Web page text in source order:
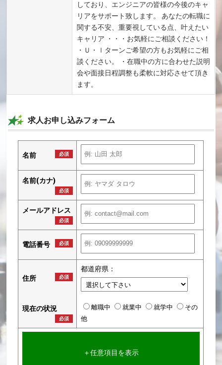
しており、エンジニアの皆様の今後のキャ
リアをサポート致します。 あなたの転職に
関する不安、重要視している点、叶えたい
キャリア ・・・お気軽にご相談ください！
・Ｕ・ｌターンご希望の方もお気軽にご相
談ください。 ・在職中の方に合わせた説明
会や面接日程調整も柔軟に対応させて頂き
ます。
求人お申し込みフォーム
名前 必須
名前(カナ)
必須
メールアドレス
必須
電話番号 必須
住所 必須
都道府県：
現在の状況
必須
離職中 就業中 就学中
その
他
＋任意項目を表示